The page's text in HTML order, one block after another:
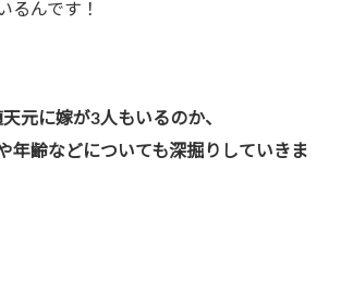
るんです！
元に嫁が3人もいるのか、
年齢などについても深掘りしていきま